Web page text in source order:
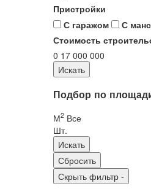
Пристройки
С гаражом
С
Стоимость
0 17 000 000
Подбор по
М2 Все
Шт.
Скрыть фильтр -